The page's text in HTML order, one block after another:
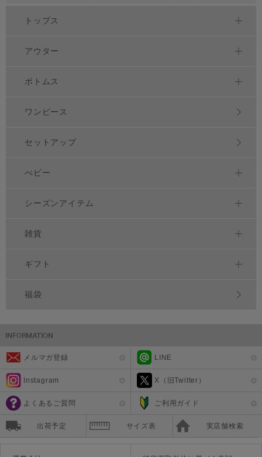
トップス
アウター
ボトムス
ワンピース
セットアップ
べビー
シーズンアイテム
雑貨
ギフト
福袋
メルマガ登録 LINE
Instagram X（旧Twitter）
よくあるご質問 ご利用ガイド
出荷予定 サイズ表 実店舗検索